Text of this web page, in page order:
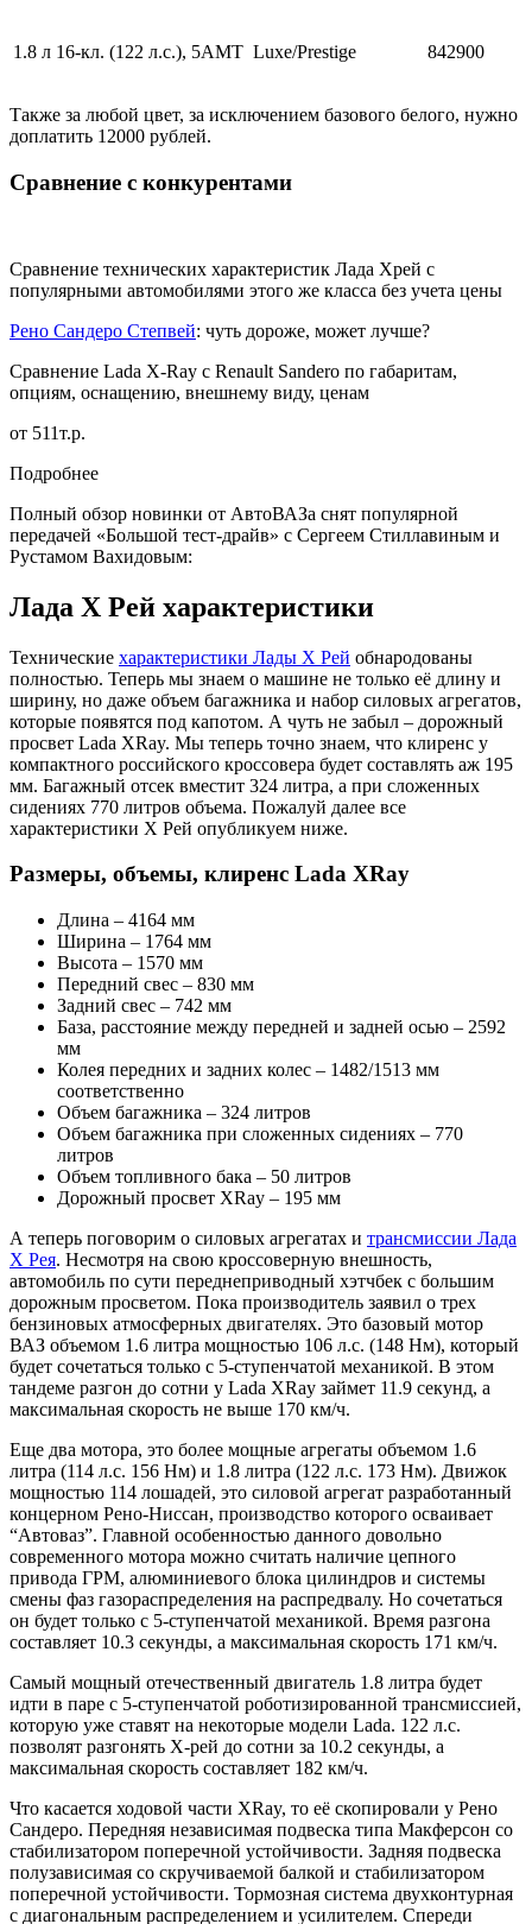
1.8 л 16-кл. (122 л.с.), 5АМТ Luxe/Prestige 842900
Также за любой цвет, за исключением базового белого, нужно
доплатить 12000 рублей.
Сравнение с конкурентами
Сравнение технических характеристик Лада Хрей с
популярными автомобилями этого же класса без учета цены
Рено Сандеро Степвей: чуть дороже, может лучше?
Сравнение Lada X-Ray с Renault Sandero по габаритам,
опциям, оснащению, внешнему виду, ценам
от 511т.р.
Подробнее
Полный обзор новинки от АвтоВАЗа снят популярной
передачей «Большой тест-драйв» с Сергеем Стиллавиным и
Рустамом Вахидовым:
Лада Х Рей характеристики
Технические характеристики Лады Х Рей обнародованы
полностью. Теперь мы знаем о машине не только её длину и
ширину, но даже объем багажника и набор силовых агрегатов,
которые появятся под капотом. А чуть не забыл – дорожный
просвет Lada XRay. Мы теперь точно знаем, что клиренс у
компактного российского кроссовера будет составлять аж 195
мм. Багажный отсек вместит 324 литра, а при сложенных
сидениях 770 литров объема. Пожалуй далее все
характеристики Х Рей опубликуем ниже.
Размеры, объемы, клиренс Lada XRay
Длина – 4164 мм
Ширина – 1764 мм
Высота – 1570 мм
Передний свес – 830 мм
Задний свес – 742 мм
База, расстояние между передней и задней осью – 2592
мм
Колея передних и задних колес – 1482/1513 мм
соответственно
Объем багажника – 324 литров
Объем багажника при сложенных сидениях – 770
литров
Объем топливного бака – 50 литров
Дорожный просвет XRay – 195 мм
А теперь поговорим о силовых агрегатах и трансмиссии Лада
Х Рея. Несмотря на свою кроссоверную внешность,
автомобиль по сути переднеприводный хэтчбек с большим
дорожным просветом. Пока производитель заявил о трех
бензиновых атмосферных двигателях. Это базовый мотор
ВАЗ объемом 1.6 литра мощностью 106 л.с. (148 Нм), который
будет сочетаться только с 5-ступенчатой механикой. В этом
тандеме разгон до сотни у Lada XRay займет 11.9 секунд, а
максимальная скорость не выше 170 км/ч.
Еще два мотора, это более мощные агрегаты объемом 1.6
литра (114 л.с. 156 Нм) и 1.8 литра (122 л.с. 173 Нм). Движок
мощностью 114 лошадей, это силовой агрегат разработанный
концерном Рено-Ниссан, производство которого осваивает
“Автоваз”. Главной особенностью данного довольно
современного мотора можно считать наличие цепного
привода ГРМ, алюминиевого блока цилиндров и системы
смены фаз газораспределения на распредвалу. Но сочетаться
он будет только с 5-ступенчатой механикой. Время разгона
составляет 10.3 секунды, а максимальная скорость 171 км/ч.
Самый мощный отечественный двигатель 1.8 литра будет
идти в паре с 5-ступенчатой роботизированной трансмиссией,
которую уже ставят на некоторые модели Lada. 122 л.с.
позволят разгонять Х-рей до сотни за 10.2 секунды, а
максимальная скорость составляет 182 км/ч.
Что касается ходовой части XRay, то её скопировали у Рено
Сандеро. Передняя независимая подвеска типа Макферсон со
стабилизатором поперечной устойчивости. Задняя подвеска
полузависимая со скручиваемой балкой и стабилизатором
поперечной устойчивости. Тормозная система двухконтурная
с диагональным распределением и усилителем. Спереди